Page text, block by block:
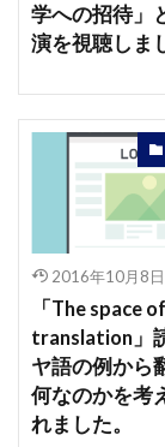
学への招待」
演を視聴しま
2016年10月8日
「The space of
translation」
ヤ語の例から
何なのかを考
れました。